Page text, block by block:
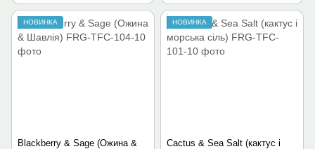
НОВИНКА
Blackberry & Sage (Ожинa &
НОВИНКА
Cactus & Sea Salt (кактус і